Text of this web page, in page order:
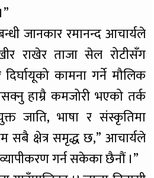
जानकार रमानन्द आचार्यले
राखेर ताजा सेल रोटीसँग
कामना गर्ने मौलिक
हाम्रै कमजोरी भएको तर्क
जाति, भाषा र संस्कृतिमा
सबै क्षेत्र समृद्ध छ,” आचार्यले
गर्न सकेका छैनौं ।”